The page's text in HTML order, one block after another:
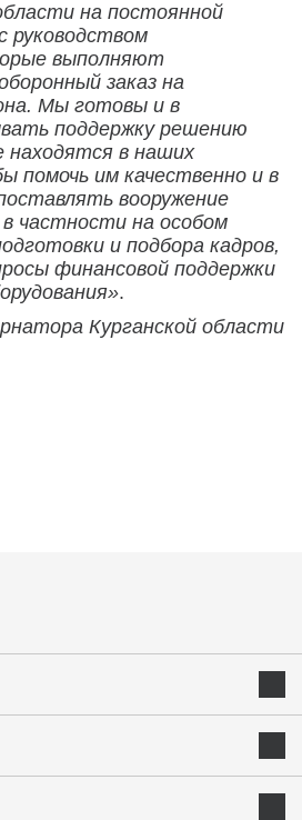
на постоянной
руководством
выполняют
заказ на
Мы готовы и в
поддержку решению
находятся в наших
помочь им качественно и в
вооружение
в частности на особом
и подбора кадров,
финансовой поддержки
.
Курганской области
области